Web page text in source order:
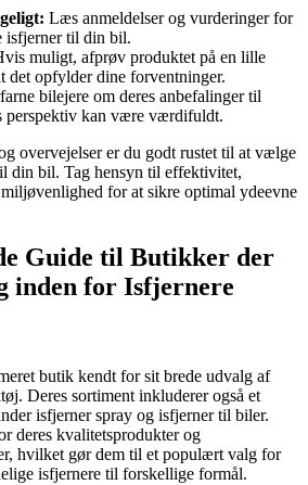
Læs anmeldelser og vurderinger for
isfjerner til din bil.
muligt, afprøv produktet på en lille
det opfylder dine forventninger.
bilejere om deres anbefalinger til
perspektiv kan være værdifuldt.
overvejelser er du godt rustet til at vælge
din bil. Tag hensyn til effektivitet,
for at sikre optimal ydeevne
Guide til Butikker der
inden for Isfjernere
butik kendt for sit brede udvalg af
Deres sortiment inkluderer også et
isfjerner spray og isfjerner til biler.
deres kvalitetsprodukter og
hvilket gør dem til et populært valg for
isfjernere til forskellige formål.